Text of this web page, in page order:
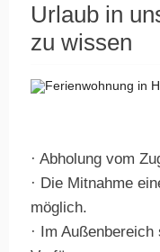
Urlaub in
zu wissen
· Abholung vom
· Die Mitnahme
möglich.
· Im